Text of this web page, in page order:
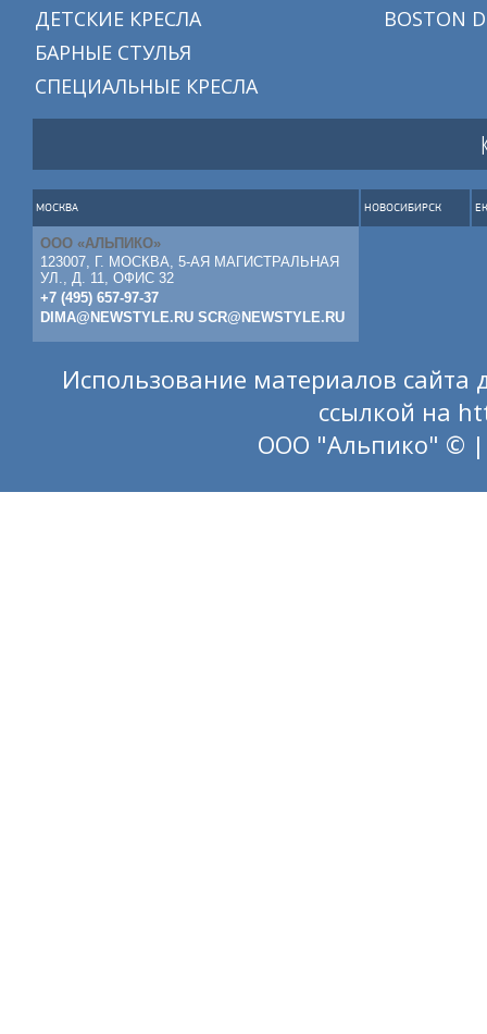
ДЕТСКИЕ КРЕСЛА
БАРНЫЕ СТУЛЬЯ
СПЕЦИАЛЬНЫЕ КРЕСЛА
BOSTON
МОСКВА
ООО «АЛЬПИКО»
123007, Г. МОСКВА, 5-АЯ МАГИСТРАЛЬНАЯ
УЛ., Д. 11, ОФИС 32
+7 (495) 657-97-37
DIMA@NEWSTYLE.RU SCR@NEWSTYLE.RU
НОВОСИБИРСК
Использование материалов сайта
ссылкой на
ООО "Альпико" © |